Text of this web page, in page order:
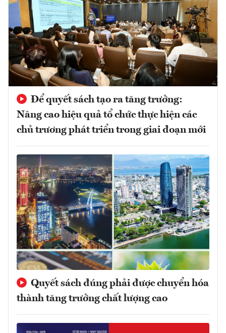
Để quyết sách tạo ra tăng trưởng:
Nâng cao hiệu quả tổ chức thực hiện các
chủ trương phát triển trong giai đoạn mới
Quyết sách đúng phải được chuyển hóa
thành tăng trưởng chất lượng cao